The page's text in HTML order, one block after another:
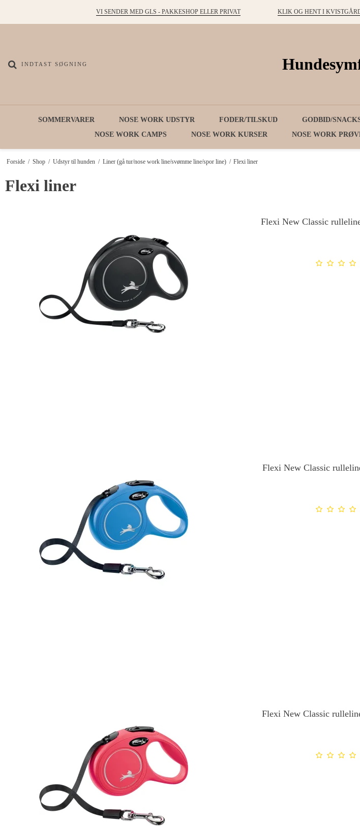
VI SENDER MED GLS - PAKKESHOP ELLER PRIVAT KLIK OG HENT I
SOMMERVARER NOSE WORK UDSTYR FODER/TILSKUD GODBID/
NOSE WORK CAMPS
NOSE WORK KURSER NOSE WORK
Forside / Shop / Udstyr til hunden / Liner (gå tur/nose work line/svømme line/spor line) / Flexi liner
Flexi liner
Flexi New Classic
Flexi New Classic
Flexi New Classic